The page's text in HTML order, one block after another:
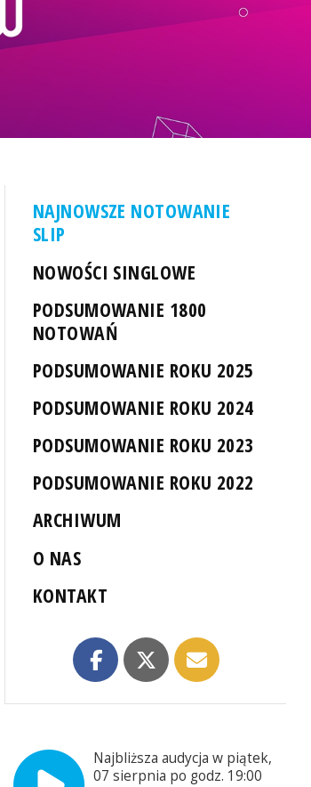
NAJNOWSZE NOTOWANIE
SLIP
NOWOŚCI SINGLOWE
PODSUMOWANIE 1800
NOTOWAŃ
PODSUMOWANIE ROKU 2025
PODSUMOWANIE ROKU 2024
PODSUMOWANIE ROKU 2023
PODSUMOWANIE ROKU 2022
ARCHIWUM
O NAS
KONTAKT
Najbliższa audycja w piątek,
07 sierpnia po godz. 19:00